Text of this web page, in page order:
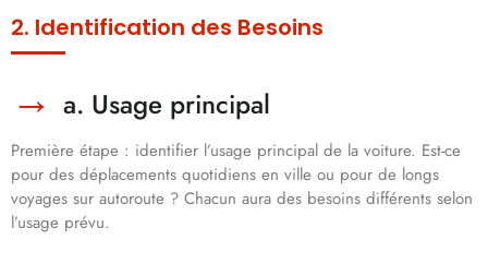
2. Identification des Besoins
a. Usage principal
Première étape : identifier l’usage principal de la voiture. Est-ce
pour des déplacements quotidiens en ville ou pour de longs
voyages sur autoroute ? Chacun aura des besoins différents selon
l’usage prévu.